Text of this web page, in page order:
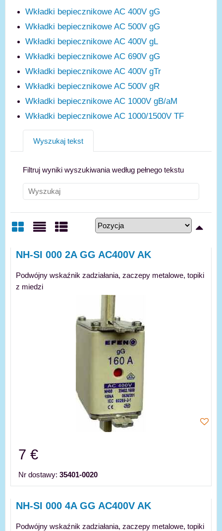
Wkładki bepiecznikowe AC 400V gG
Wkładki bepiecznikowe AC 500V gG
Wkładki bepiecznikowe AC 400V gL
Wkładki bepiecznikowe AC 690V gG
Wkładki bepiecznikowe AC 400V gTr
Wkładki bepiecznikowe AC 500V gR
Wkładki bepiecznikowe AC 1000V gB/aM
Wkładki bepiecznikowe AC 1000/1500V TF
Wyszukaj tekst
Filtruj wyniki wyszukiwania według pełnego tekstu
Siatka
NH-SI 000 2A GG AC400V AK
Podwójny wskaźnik zadziałania, zaczepy metalowe, topiki
z miedzi
7 €
Nr dostawy: 35401-0020
NH-SI 000 4A GG AC400V AK
Podwójny wskaźnik zadziałania, zaczepy metalowe, topiki